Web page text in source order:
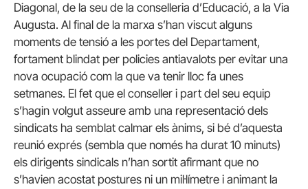
Diagonal, de la seu de la conselleria d’Educació, a la Via
Augusta. Al final de la marxa s’han viscut alguns
moments de tensió a les portes del Departament,
fortament blindat per policies antiavalots per evitar una
nova ocupació com la que va tenir lloc fa unes
setmanes. El fet que el conseller i part del seu equip
s’hagin volgut asseure amb una representació dels
sindicats ha semblat calmar els ànims, si bé d’aquesta
reunió exprés (sembla que només ha durat 10 minuts)
els dirigents sindicals n’han sortit afirmant que no
s’havien acostat postures ni un mil·límetre i animant la